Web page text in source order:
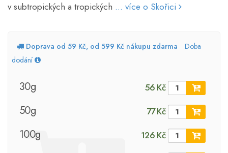
v subtropických a tropických ... více o Skořici
Doprava od 59 Kč, od 599 Kč nákupu zdarma
Doba
dodání
30g 56 Kč
50g 77 Kč
100g 126 Kč